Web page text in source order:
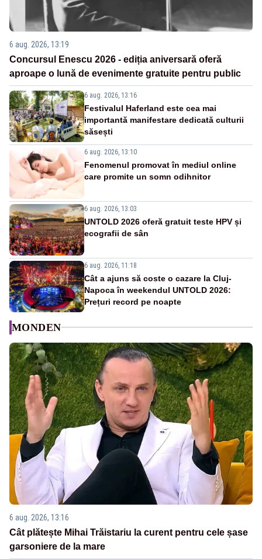
6 aug. 2026, 13:19
Concursul Enescu 2026 - ediția aniversară oferă
aproape o lună de evenimente gratuite pentru public
6 aug. 2026, 13:16
Festivalul Haferland este cea mai
importantă manifestare dedicată culturii
săsești
6 aug. 2026, 13:10
Fenomenul promovat în mediul online
care promite un somn odihnitor
6 aug. 2026, 13:03
UNTOLD 2026 oferă gratuit teste HPV și
ecografii de sân
6 aug. 2026, 11:18
Cât a ajuns să coste o cazare la Cluj-
Napoca în weekendul UNTOLD 2026:
Prețuri record pe noapte
MONDEN
6 aug. 2026, 13:16
Cât plătește Mihai Trăistariu la curent pentru cele șase
garsoniere de la mare